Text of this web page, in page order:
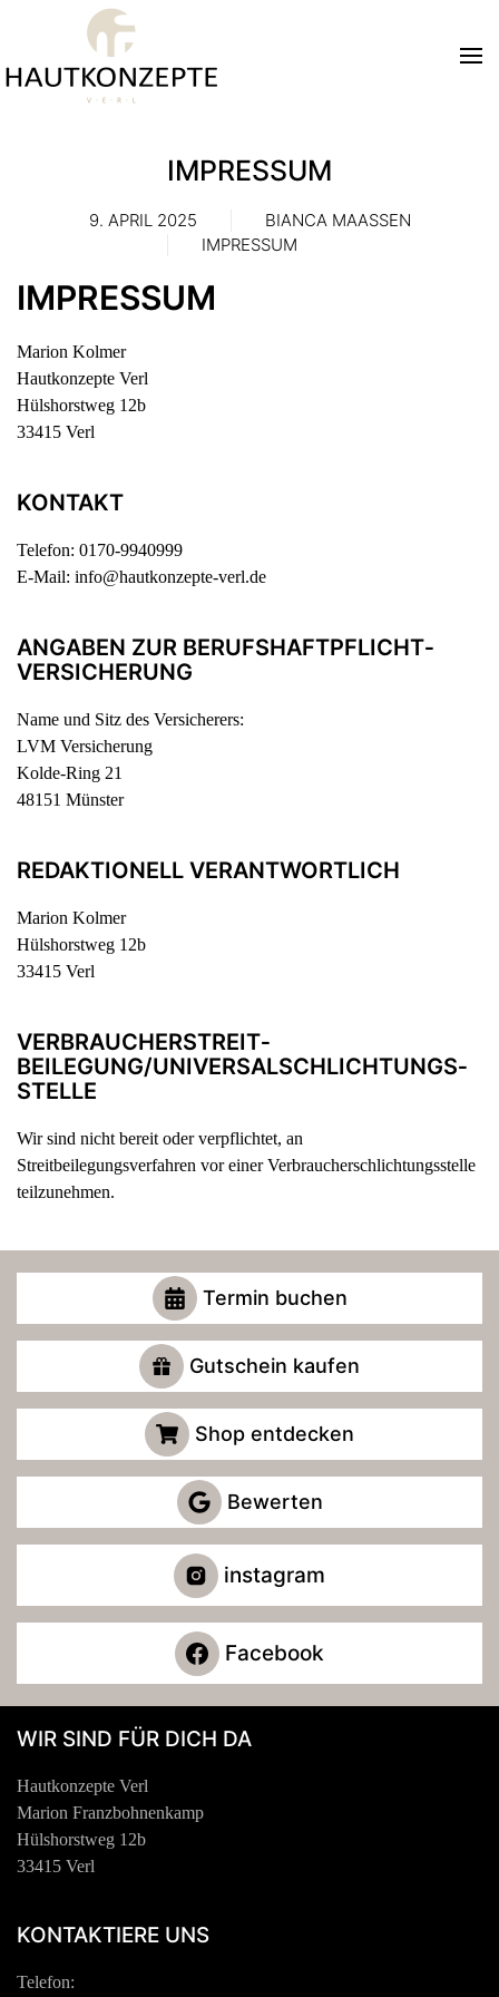
Zum Hauptinhalt springen
IMPRESSUM
9. APRIL 2025
BIANCA MAASSEN
IMPRESSUM
IMPRESSUM
Marion Kolmer
Hautkonzepte Verl
Hülshorstweg 12b
33415 Verl
KONTAKT
Telefon: 0170-9940999
E-Mail: info@hautkonzepte-verl.de
ANGABEN ZUR BERUFS­HAFTPFLICHT­
VERSICHERUNG
Name und Sitz des Versicherers:
LVM Versicherung
Kolde-Ring 21
48151 Münster
REDAKTIONELL VERANTWORTLICH
Marion Kolmer
Hülshorstweg 12b
33415 Verl
VERBRAUCHER­STREIT­
BEILEGUNG/UNIVERSAL­SCHLICHTUNGS­
STELLE
Wir sind nicht bereit oder verpflichtet, an
Streitbeilegungsverfahren vor einer Verbraucherschlichtungsstelle
teilzunehmen.
Termin buchen
Gutschein kaufen
Shop entdecken
Bewerten
instagram
Facebook
WIR SIND FÜR DICH DA
Hautkonzepte Verl
Marion Franzbohnenkamp
Hülshorstweg 12b
33415 Verl
KONTAKTIERE UNS
Telefon: